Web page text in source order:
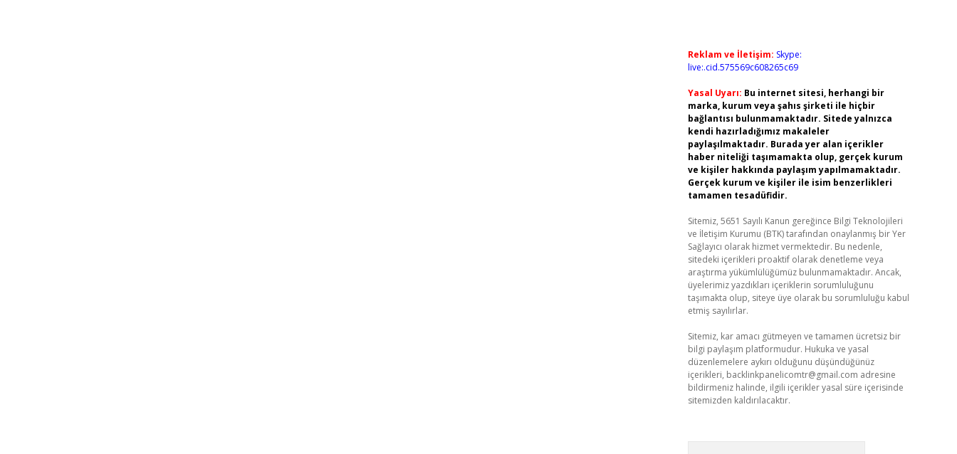
Reklam ve İletişim: Skype:
live:.cid.575569c608265c69
Yasal Uyarı: Bu internet sitesi, herhangi bir
marka, kurum veya şahıs şirketi ile hiçbir
bağlantısı bulunmamaktadır. Sitede yalnızca
kendi hazırladığımız makaleler
paylaşılmaktadır. Burada yer alan içerikler
haber niteliği taşımamakta olup, gerçek kurum
ve kişiler hakkında paylaşım yapılmamaktadır.
Gerçek kurum ve kişiler ile isim benzerlikleri
tamamen tesadüfidir.
Sitemiz, 5651 Sayılı Kanun gereğince Bilgi Teknolojileri
ve İletişim Kurumu (BTK) tarafından onaylanmış bir Yer
Sağlayıcı olarak hizmet vermektedir. Bu nedenle,
sitedeki içerikleri proaktif olarak denetleme veya
araştırma yükümlülüğümüz bulunmamaktadır. Ancak,
üyelerimiz yazdıkları içeriklerin sorumluluğunu
taşımakta olup, siteye üye olarak bu sorumluluğu kabul
etmiş sayılırlar.
Sitemiz, kar amacı gütmeyen ve tamamen ücretsiz bir
bilgi paylaşım platformudur. Hukuka ve yasal
düzenlemelere aykırı olduğunu düşündüğünüz
içerikleri, backlinkpanelicomtr@gmail.com adresine
bildirmeniz halinde, ilgili içerikler yasal süre içerisinde
sitemizden kaldırılacaktır.